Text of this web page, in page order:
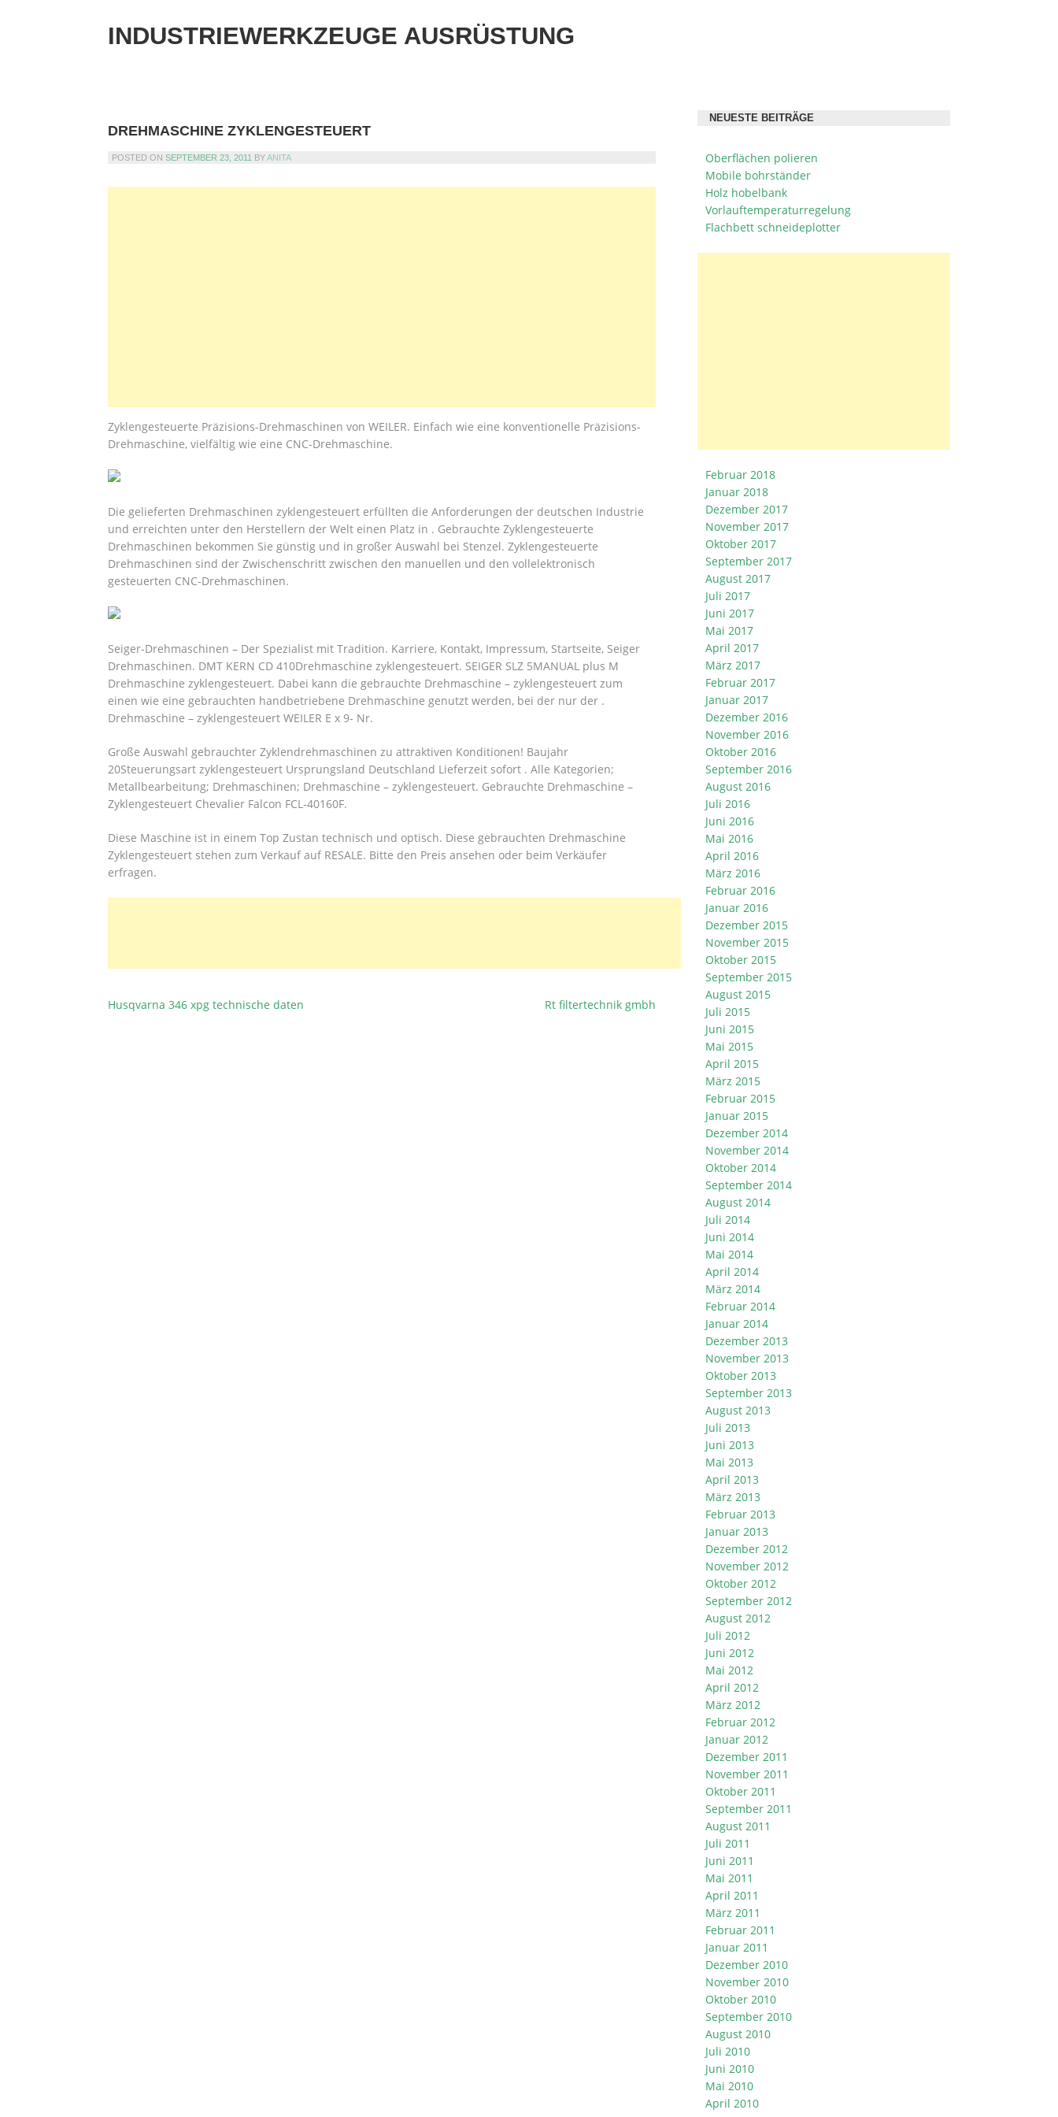
INDUSTRIEWERKZEUGE AUSRÜSTUNG
DREHMASCHINE ZYKLENGESTEUERT
POSTED ON SEPTEMBER 23, 2011 BYANITA
Zyklengesteuerte Präzisions-Drehmaschinen von WEILER. Einfach wie eine konventionelle Präzisions-
Drehmaschine, vielfältig wie eine CNC-Drehmaschine.
Die gelieferten Drehmaschinen zyklengesteuert erfüllten die Anforderungen der deutschen Industrie
und erreichten unter den Herstellern der Welt einen Platz in . Gebrauchte Zyklengesteuerte
Drehmaschinen bekommen Sie günstig und in großer Auswahl bei Stenzel. Zyklengesteuerte
Drehmaschinen sind der Zwischenschritt zwischen den manuellen und den vollelektronisch
gesteuerten CNC-Drehmaschinen.
Seiger-Drehmaschinen – Der Spezialist mit Tradition. Karriere, Kontakt, Impressum, Startseite, Seiger
Drehmaschinen. DMT KERN CD 410Drehmaschine zyklengesteuert. SEIGER SLZ 5MANUAL plus M
Drehmaschine zyklengesteuert. Dabei kann die gebrauchte Drehmaschine – zyklengesteuert zum
einen wie eine gebrauchten handbetriebene Drehmaschine genutzt werden, bei der nur der .
Drehmaschine – zyklengesteuert WEILER E x 9- Nr.
Große Auswahl gebrauchter Zyklendrehmaschinen zu attraktiven Konditionen! Baujahr
20Steuerungsart zyklengesteuert Ursprungsland Deutschland Lieferzeit sofort . Alle Kategorien;
Metallbearbeitung; Drehmaschinen; Drehmaschine – zyklengesteuert. Gebrauchte Drehmaschine –
Zyklengesteuert Chevalier Falcon FCL-40160F.
Diese Maschine ist in einem Top Zustan technisch und optisch. Diese gebrauchten Drehmaschine
Zyklengesteuert stehen zum Verkauf auf RESALE. Bitte den Preis ansehen oder beim Verkäufer
erfragen.
BEITRAGSNAVIGATION
Husqvarna 346 xpg technische daten Rt filtertechnik gmbh
NEUESTE BEITRÄGE
Oberflächen polieren
Mobile bohrständer
Holz hobelbank
Vorlauftemperaturregelung
Flachbett schneideplotter
Februar 2018
Januar 2018
Dezember 2017
November 2017
Oktober 2017
September 2017
August 2017
Juli 2017
Juni 2017
Mai 2017
April 2017
März 2017
Februar 2017
Januar 2017
Dezember 2016
November 2016
Oktober 2016
September 2016
August 2016
Juli 2016
Juni 2016
Mai 2016
April 2016
März 2016
Februar 2016
Januar 2016
Dezember 2015
November 2015
Oktober 2015
September 2015
August 2015
Juli 2015
Juni 2015
Mai 2015
April 2015
März 2015
Februar 2015
Januar 2015
Dezember 2014
November 2014
Oktober 2014
September 2014
August 2014
Juli 2014
Juni 2014
Mai 2014
April 2014
März 2014
Februar 2014
Januar 2014
Dezember 2013
November 2013
Oktober 2013
September 2013
August 2013
Juli 2013
Juni 2013
Mai 2013
April 2013
März 2013
Februar 2013
Januar 2013
Dezember 2012
November 2012
Oktober 2012
September 2012
August 2012
Juli 2012
Juni 2012
Mai 2012
April 2012
März 2012
Februar 2012
Januar 2012
Dezember 2011
November 2011
Oktober 2011
September 2011
August 2011
Juli 2011
Juni 2011
Mai 2011
April 2011
März 2011
Februar 2011
Januar 2011
Dezember 2010
November 2010
Oktober 2010
September 2010
August 2010
Juli 2010
Juni 2010
Mai 2010
April 2010